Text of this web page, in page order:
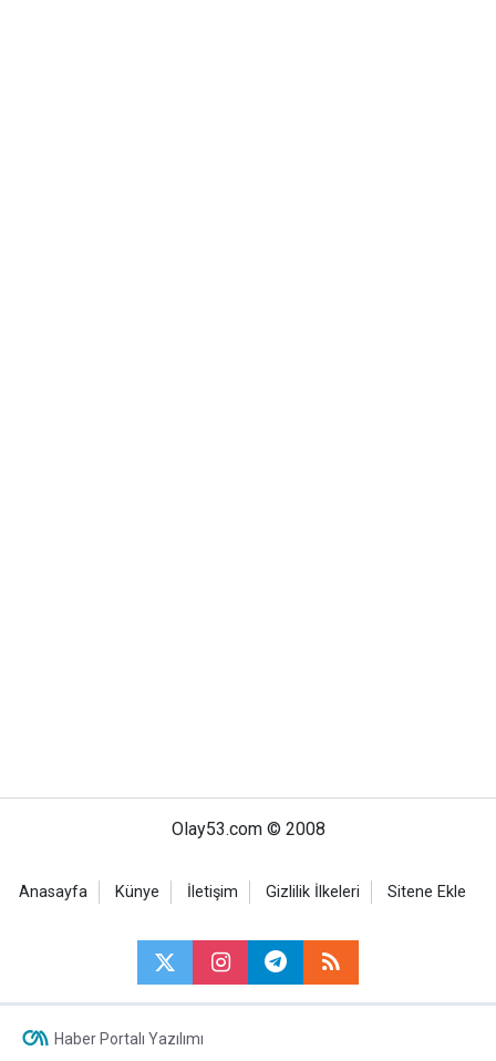
Olay53.com © 2008
Anasayfa Künye İletişim Gizlilik İlkeleri Sitene Ekle
Haber Portalı Yazılımı